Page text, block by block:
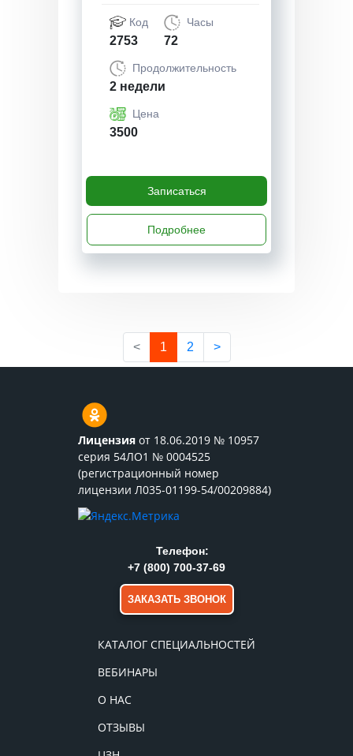
Код
2753
Часы
72
Продолжительность
2 недели
Цена
3500
Записаться
Подробнее
< 1 2 >
Лицензия от 18.06.2019 № 10957
серия 54ЛО1 № 0004525
(регистрационный номер
лицензии Л035-01199-54/00209884)
КАТАЛОГ СПЕЦИАЛЬНОСТЕЙ
ВЕБИНАРЫ
О НАС
ОТЗЫВЫ
Телефон:
+7 (800) 700-37-69
ЗАКАЗАТЬ ЗВОНОК